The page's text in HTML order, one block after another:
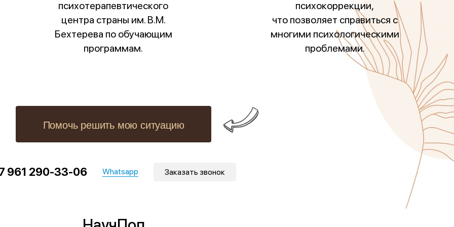
психотерапевтического
центра страны им. В.М.
Бехтерева по обучающим
программам.
психокоррекции,
что позволяет справиться с
многими психологическими
проблемами.
Помочь решить мою ситуацию
961 290-33-06 Whatsapp Заказать звонок